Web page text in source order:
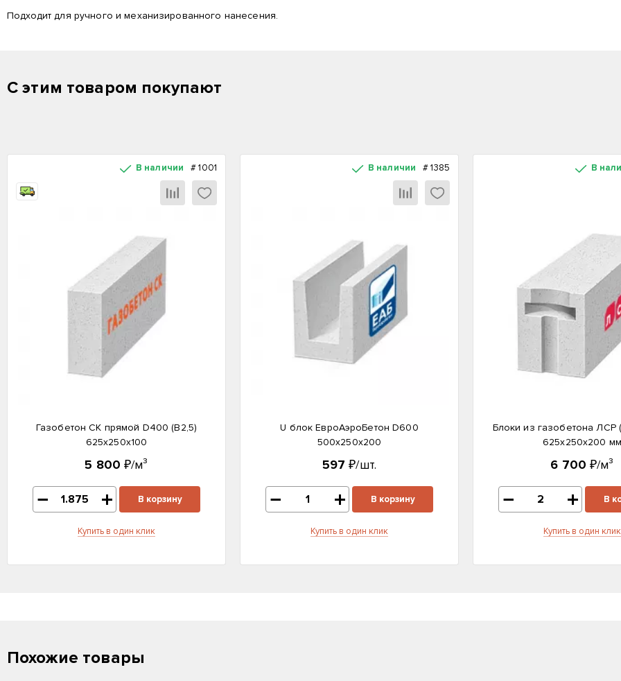
Подходит для ручного и механизированного нанесения.
С этим товаром покупают
В наличии #1001
Газобетон СК прямой D400 (B2,5)
625x250x100
5 800 ₽/м³
В корзину
Купить в один клик
В наличии #1385
U блок ЕвроАэроБетон D600
500х250х200
597 ₽/шт.
В корзину
Купить в один клик
В
Блоки из газобетона ЛСР
625х250х200 мм
6 700 ₽/м³
В
Купить в один клик
Похожие товары